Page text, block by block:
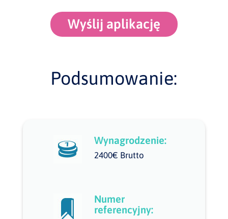
Wyślij aplikację
Podsumowanie:
Wynagrodzenie:
2400€ Brutto
Numer
referencyjny: